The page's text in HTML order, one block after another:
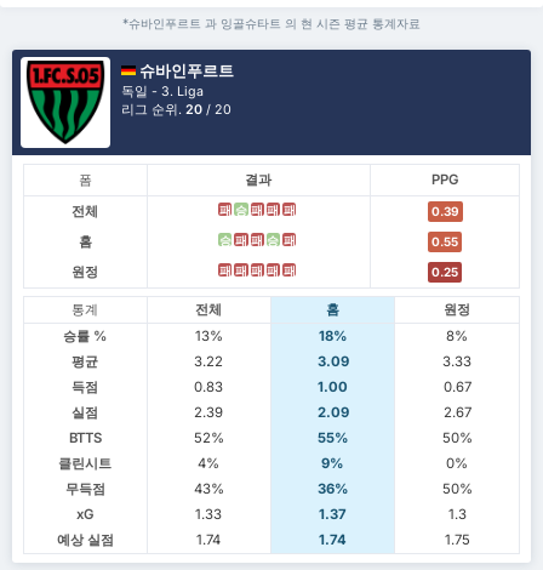
*슈바인푸르트 과 잉골슈타트 의 현 시즌 평균 통계자료
슈바인푸르트
독일 - 3. Liga
리그 순위.20 / 20
폼 결과
PPG
전체
패 승 패 패 패 0.39
홈 승 패 패 승 패 0.55
원정 패 패 패 패 패 0.25
통계 전체 홈
원정
승률 %
13% 18%
8%
평균
3.22 3.09
3.33
득점
0.83 1.00
0.67
실점
2.39 2.09
2.67
BTTS
52% 55%
50%
클린시트
4% 9%
0%
무득점
43% 36%
50%
xG
1.33 1.37
1.3
예상 실점
1.74 1.74 1.75